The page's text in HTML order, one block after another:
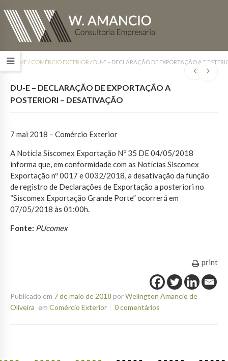
HOME/ COMÉRCIO EXTERIOR / DU-E – DECLARAÇÃO DE EXPORTAÇÃO A
DU-E – DECLARAÇÃO DE EXPORTAÇÃO A
POSTERIORI – DESATIVAÇÃO
7 mai 2018 – Comércio Exterior
A Notícia Siscomex Exportação Nº 35 DE 04/05/2018
informa que, em conformidade com as Notícias Siscomex
Exportação nº 0017 e 0032/2018, a desativação da função
de registro de Declarações de Exportação a posteriori no
“Siscomex Exportação Grande Porte” ocorrerá em
07/05/2018 às 01:00h.
Fonte: PUcomex
print
Publicado em 7 de maio de 2018 porWelington Amancio de
Oliveira em Comércio Exterior 0 comentários